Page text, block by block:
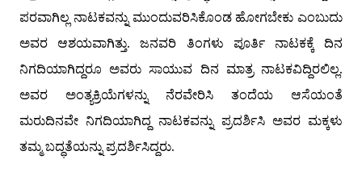
ಪರವಾಗಿಲ್ಲ ನಾಟಕವನ್ನು ಮುಂದುವರಿಸಿಕೊಂಡ ಹೋಗಬೇಕು ಎಂಬುದು
ಅವರ ಆಶಯವಾಗಿತ್ತು. ಜನವರಿ ತಿಂಗಳು ಪೂರ್ತಿ ನಾಟಕಕ್ಕೆ ದಿನ
ನಿಗದಿಯಾಗಿದ್ದರೂ ಅವರು ಸಾಯುವ ದಿನ ಮಾತ್ರ ನಾಟಕವಿದ್ದಿರಲಿಲ್ಲ.
ಅವರ ಅಂತ್ಯಕ್ರಿಯೆಗಳನ್ನು ನೆರವೇರಿಸಿ ತಂದೆಯ ಆಸೆಯಂತೆ
ಮರುದಿನವೇ ನಿಗದಿಯಾಗಿದ್ದ ನಾಟಕವನ್ನು ಪ್ರದರ್ಶಿಸಿ ಅವರ ಮಕ್ಕಳು
ತಮ್ಮ ಬದ್ಧತೆಯನ್ನು ಪ್ರದರ್ಶಿಸಿದ್ದರು.